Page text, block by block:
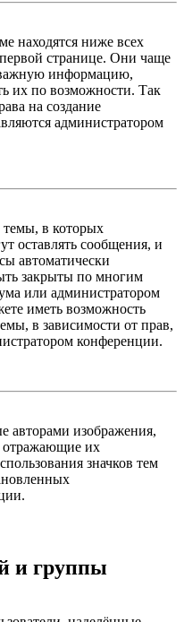
находятся ниже всех
странице. Они чаще
важную информацию,
их по возможности. Так
на создание
администратором
в которых
оставлять сообщения, и
автоматически
закрыты по многим
или администратором
иметь возможность
в зависимости от прав,
конференции.
авторами изображения,
отражающие их
значков тем
и группы